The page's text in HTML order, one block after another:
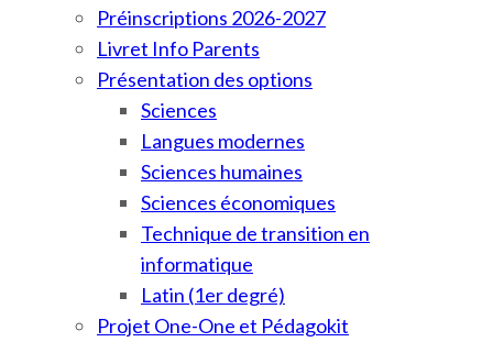
Préinscriptions 2026-2027
Livret Info Parents
Présentation des options
Sciences
Langues modernes
Sciences humaines
Sciences économiques
Technique de transition en
informatique
Latin (1er degré)
Projet One-One et Pédagokit